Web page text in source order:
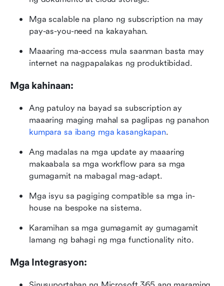
Mga scalable na plano ng subscription na may
pay-as-you-need na kakayahan.
Maaaring ma-access mula saanman basta may
internet na nagpapalakas ng produktibidad.
Mga kahinaan:
Ang patuloy na bayad sa subscription ay
kumpara sa ibang mga kasangkapan.
Ang madalas na mga update ay maaaring
makaabala sa mga workflow para sa mga
gumagamit na mabagal mag-adapt.
Mga isyu sa pagiging compatible sa mga in-
house na bespoke na sistema.
Karamihan sa mga gumagamit ay gumagamit
lamang ng bahagi ng mga functionality nito.
Mga Integrasyon: